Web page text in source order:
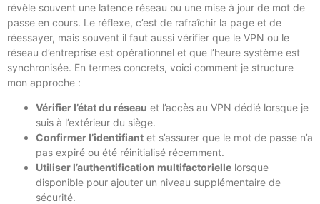
révèle souvent une latence réseau ou une mise à jour de mot de
passe en cours. Le réflexe, c’est de rafraîchir la page et de
réessayer, mais souvent il faut aussi vérifier que le VPN ou le
réseau d’entreprise est opérationnel et que l’heure système est
synchronisée. En termes concrets, voici comment je structure
mon approche :
Vérifier l’état du réseau et l’accès au VPN dédié lorsque je
suis à l’extérieur du siège.
Confirmer l’identifiant et s’assurer que le mot de passe n’a
pas expiré ou été réinitialisé récemment.
Utiliser l’authentification multifactorielle lorsque
disponible pour ajouter un niveau supplémentaire de
sécurité.